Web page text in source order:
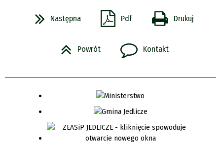
Następna Pdf Drukuj
Powrót Kontakt